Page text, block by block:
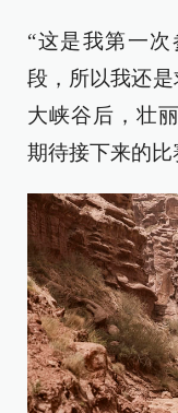
“这是我第一
段，所以我还是
大峡谷后，壮
期待接下来的比